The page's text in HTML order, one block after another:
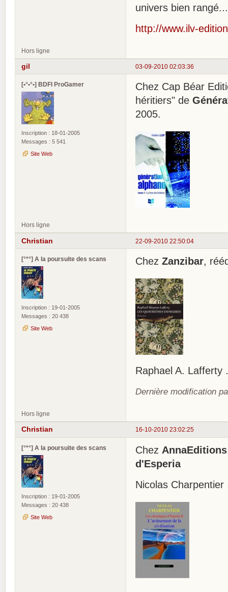
univers bien
http://www.ilv-
Hors ligne
03-09-2010 02:03:36
gil
[•°•°•] BDFI ProGamer
Inscription : 18-01-2005
Messages : 5 541
Site Web
Chez Cap Béar
héritiers" de
2005.
Hors ligne
22-09-2010 22:50:04
Christian
[°*°] A la poursuite des scans
Inscription : 19-01-2005
Messages : 20 438
Site Web
Chez Zanzibar,
Raphael A. Lafferty
Dernière modification
Hors ligne
16-10-2010 23:02:25
Christian
[°*°] A la poursuite des scans
Inscription : 19-01-2005
Messages : 20 438
Site Web
Chez AnnaEditions
d'Esperia
Nicolas